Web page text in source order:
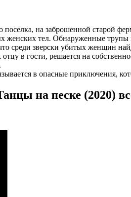
поселка, на заброшенной старой
женских тел. Обнаруженные
среди зверски убитых женщин
в гости, решается на
в опасные приключения,
на песке (2020)